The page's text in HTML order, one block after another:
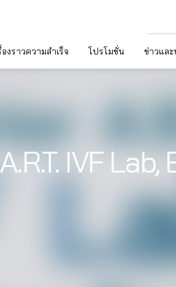
องราวความสำเร็จ โปรโมชั่น ข่าวแล
IVF Lab,